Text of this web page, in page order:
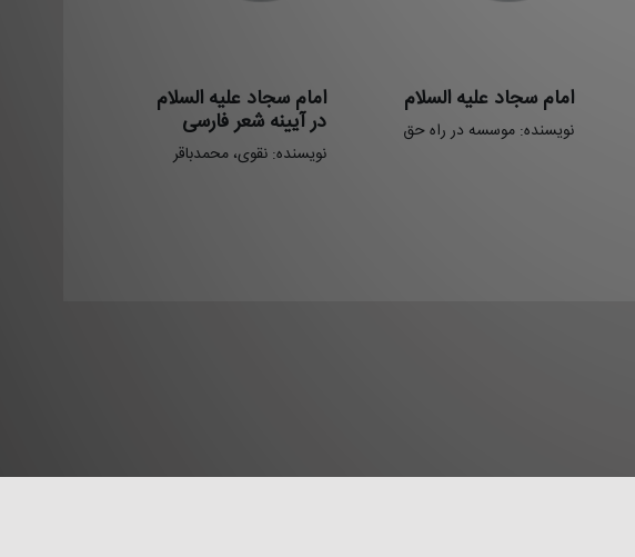
امام سجاد علیه السلام
نویسنده: موسسه در راه حق
امام سجاد علیه السلام
در آیینه شعر فارسی
نویسنده: نقوی، محمدباقر